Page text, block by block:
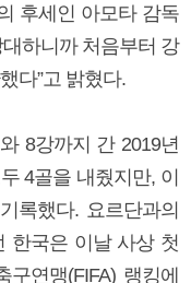
후세인 아모타 감독
하니까 처음부터 강
다”고 밝혔다.
8강까지 간 2019년
4골을 내줬지만, 이
록했다. 요르단과의
한국은 이날 사상 첫
구연맹(FIFA) 랭킹에